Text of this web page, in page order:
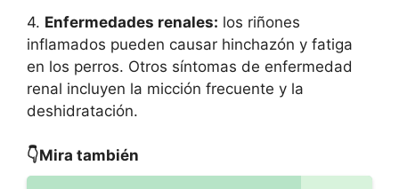
4. Enfermedades renales: los riñones
inflamados pueden causar hinchazón y fatiga
en los perros. Otros síntomas de enfermedad
renal incluyen la micción frecuente y la
deshidratación.
👇Mira también